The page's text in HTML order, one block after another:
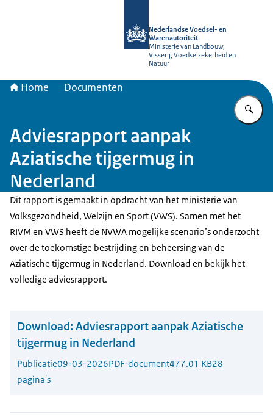
Nederlandse Voedsel- en
Warenautoriteit
Ministerie van Landbouw,
Visserij, Voedselzekerheid en
Natuur
Home Documenten
Adviesrapport aanpak
Aziatische tijgermug in
Nederland
Dit rapport is gemaakt in opdracht van het ministerie van
Volksgezondheid, Welzijn en Sport (VWS). Samen met het
RIVM en VWS heeft de NVWA mogelijke scenario’s onderzocht
over de toekomstige bestrijding en beheersing van de
Aziatische tijgermug in Nederland. Download en bekijk het
volledige adviesrapport.
Download: Adviesrapport aanpak Aziatische
tijgermug in Nederland
Publicatie09-03-2026PDF-document477.01 KB28
pagina's